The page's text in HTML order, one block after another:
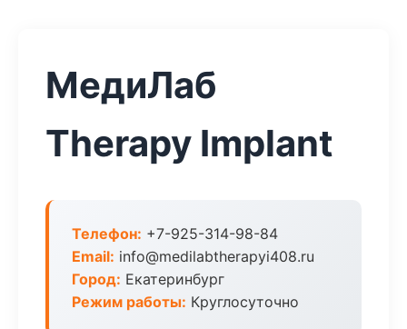
МедиЛаб
Therapy Implant
Телефон: +7-925-314-98-84
Email: info@medilabtherapyi408.ru
Город: Екатеринбург
Режим работы: Круглосуточно